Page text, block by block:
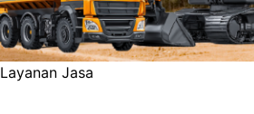
Layanan Jasa